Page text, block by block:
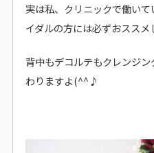
実は私、クリニックで働い
イダルの方には必ずおスス
背中もデコルテもクレンジ
わりますよ(^^♪